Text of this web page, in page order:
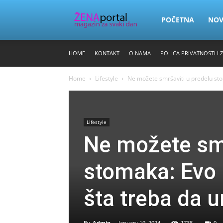
Zena
POČETNA
HOME KONTAKT O NAMA POLICA PRIVATNOSTI I
Home Lifestyle Ne možete smršaviti u predelu
Lifestyle
Ne možete
stomaka:
šta treba da